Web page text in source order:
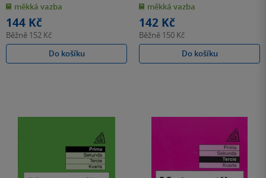
5
hvězdiček
měkká vazba
144 Kč
Běžně 152 Kč
Do košíku
5
hvězdiček
měkká vazba
142 Kč
Běžně 150 Kč
Do košíku